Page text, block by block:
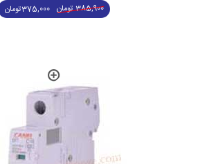
385,900تومان 375,000تومان